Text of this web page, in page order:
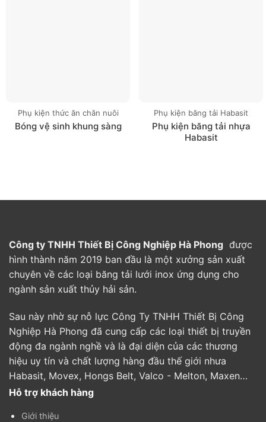
Phụ kiện thức ăn chăn nuôi
Bóng vệ sinh khung sàng
Phụ kiện băng tải Habasit
Phụ kiện băng tải nhựa
Habasit
Công ty TNHH Thiết Bị Công Nghiệp Hà Phong được
hình thành năm 2019 ban đầu là một xưởng sản xuất
chuyên về các loại băng tải lưới inox ứng dụng cho
ngành sản xuất thủy hải sản.
Sau này nhờ sự nỗ lực Công Ty TNHH Thiết Bị Công
Nghiệp Hà Phong đã cung cấp các loại thiết bị truyền
động đa ngành nghề và là đại diện của các thương
hiệu uy tín và chất lượng hàng đầu thế giới nhưa
Habasit, Movex, Hongs Belt, Valco - Melton, Maxen…
Hỗ trợ khách hàng
Giới thiệu